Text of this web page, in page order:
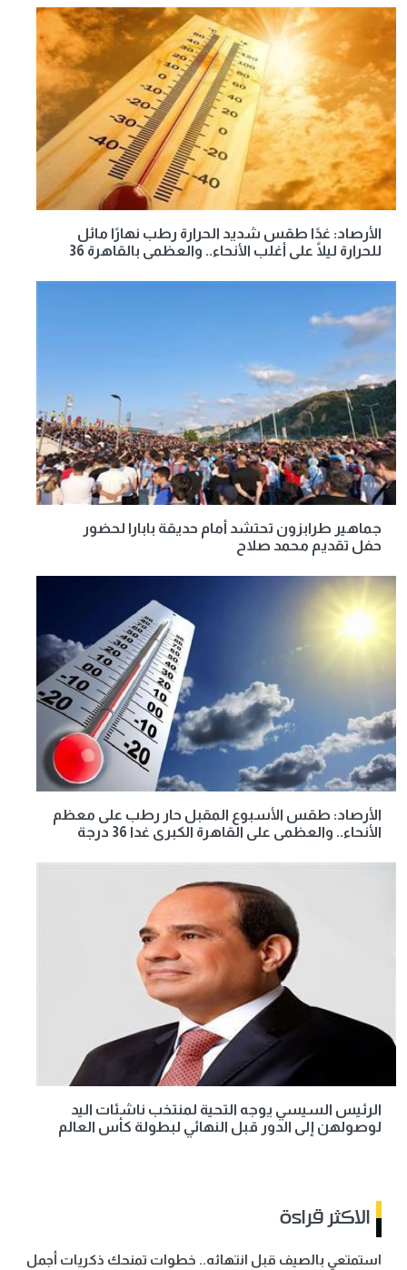
الأرصاد: غدًا طقس شديد الحرارة رطب نهارًا مائل
للحرارة ليلًا على أغلب الأنحاء.. والعظمى بالقاهرة 36
جماهير طرابزون تحتشد أمام حديقة بابارا لحضور
حفل تقديم محمد صلاح
الأرصاد: طقس الأسبوع المقبل حار رطب على معظم
الأنحاء.. والعظمى على القاهرة الكبرى غدا 36 درجة
الرئيس السيسي يوجه التحية لمنتخب ناشئات اليد
لوصولهن إلى الدور قبل النهائي لبطولة كأس العالم
الاكثر قراءة
استمتعي بالصيف قبل انتهائه.. خطوات تمنحك ذكريات أجمل